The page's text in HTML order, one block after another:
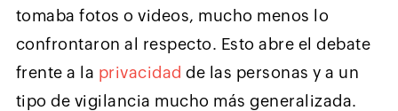
tomaba fotos o videos, mucho menos lo
confrontaron al respecto. Esto abre el debate
frente a la privacidad de las personas y a un
tipo de vigilancia mucho más generalizada.